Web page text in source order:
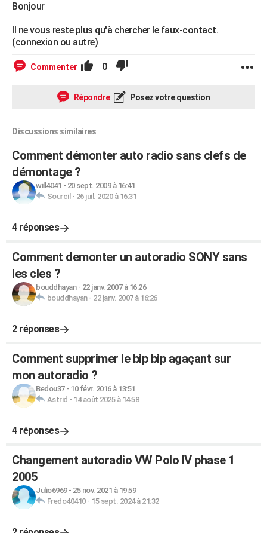
FORUM
Bricolage
Lifestyle
Culture
Sport
Auto
Television
Voyage
Cinema
Bonjour
Il ne vous reste plus qu'à chercher le faux-contact.
(connexion ou autre)
Commenter 0
Répondre Posez votre question
Discussions similaires
Comment démonter auto radio sans clefs de
démontage ?
will4041 - 20 sept. 2009 à 16:41
Sourcil - 26 juil. 2020 à 16:31
4 réponses
Comment demonter un autoradio SONY sans
les cles ?
bouddhayan- 22 janv. 2007 à 16:26
bouddhayan- 22 janv. 2007 à 16:26
2 réponses
Comment supprimer le bip bip agaçant sur
mon autoradio ?
Bedou37- 10 févr. 2016 à 13:51
Astrid - 14 août 2025 à 14:58
4 réponses
Changement autoradio VW Polo IV phase 1
2005
Julio6969- 25 nov. 2021 à 19:59
Fredo40410- 15 sept. 2024 à 21:32